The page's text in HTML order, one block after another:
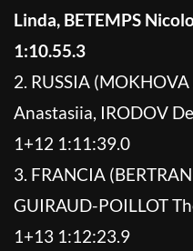
Linda, BETEMPS
1:10.55.3
2. RUSSIA
Anastasiia, IRODOV
1+12 1:11:39.0
3. FRANCIA
GUIRAUD-POILLOT
1+13 1:12:23.9